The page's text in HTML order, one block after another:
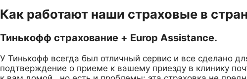
Как работают наши страховые в
Тинькофф страхование + Europ Assistance.
У Тинькофф всегда был отличный сервис и все сделано
подтверждение о приеме к вашему приезду в клинику